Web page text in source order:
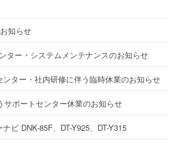
知らせ
ター・システムメンテナンスのお知らせ
ター・社内研修に伴う臨時休業のお知らせ
ポートセンター休業のお知らせ
ビ DNK-85F、DT-Y925、DT-Y315